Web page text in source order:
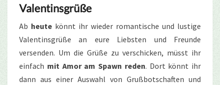
Valentinsgrüße
Ab heute könnt ihr wieder romantische und lustige
Valentinsgrüße an eure Liebsten und Freunde
versenden. Um die Grüße zu verschicken, müsst ihr
einfach mit Amor am Spawn reden. Dort könnt ihr
dann aus einer Auswahl von Grußbotschaften und